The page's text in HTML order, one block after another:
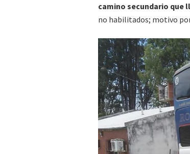
camino secundario
no habilitados; motivo